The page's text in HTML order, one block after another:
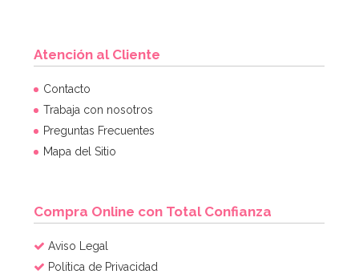
Atención al Cliente
Contacto
Trabaja con nosotros
Preguntas Frecuentes
Mapa del Sitio
Compra Online con Total Confianza
Aviso Legal
Política de Privacidad